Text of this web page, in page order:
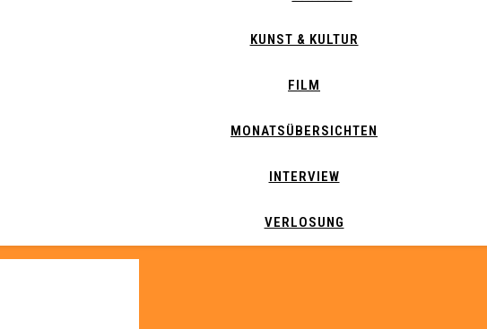
KUNST & KULTUR
FILM
MONATSÜBERSICHTEN
INTERVIEW
VERLOSUNG